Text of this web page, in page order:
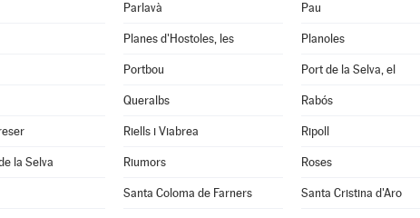
Parlavà Pau
Planes d'Hostoles, les Planoles
Portbou Port de la Selva, el
Queralbs Rabós
Riells i Viabrea Ripoll
la Selva Riumors Roses
Santa Coloma de Farners Santa Cristina d'Aro